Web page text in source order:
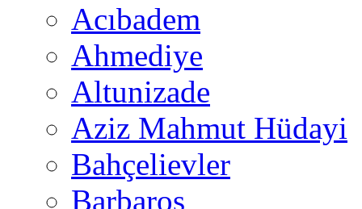
Acıbadem
Ahmediye
Altunizade
Aziz Mahmut Hüdayi
Bahçelievler
Barbaros